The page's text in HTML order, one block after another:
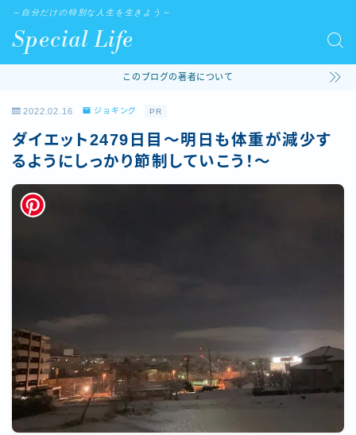
Special Life
～自分だけの特別な人生を生きよう～
このブログの著者について
2022.02.16 ジョギング PR
ダイエット2479日目～明日も体重が減少す
るようにしっかり節制していこう！～